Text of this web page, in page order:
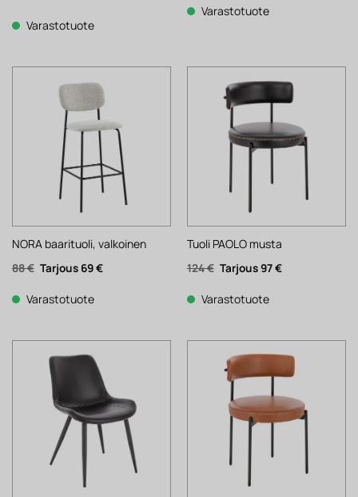
Varastotuote
2
142 €.
Varastotuote
NORA baarituoli, valkoinen
88€ Alkuperäinen
hinta
88 €.
69€Nykyinen
Varastotuote
Tuoli PAOLO musta
124€ Alkuperäinen
hinta
124 €.
97€Nykyinen
Varastotuote